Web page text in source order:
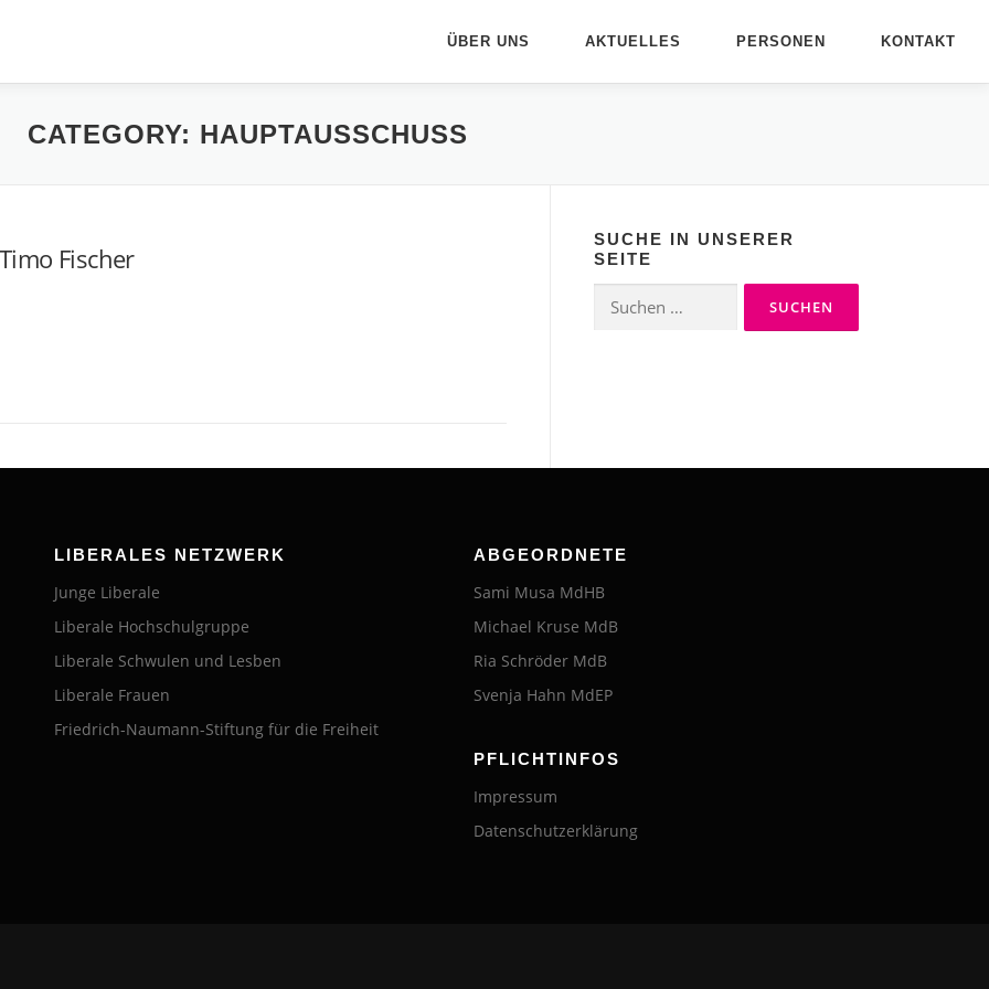
ÜBER UNS AKTUELLES PERSONEN KONTAKT
CATEGORY: HAUPTAUSSCHUSS
Timo Fischer
SUCHE IN UNSERER
SEITE
Suchen
nach:
LIBERALES NETZWERK
Junge Liberale
Liberale Hochschulgruppe
Liberale Schwulen und Lesben
Liberale Frauen
Friedrich-Naumann-Stiftung für die Freiheit
ABGEORDNETE
Sami Musa MdHB
Michael Kruse MdB
Ria Schröder MdB
Svenja Hahn MdEP
PFLICHTINFOS
Impressum
Datenschutzerklärung